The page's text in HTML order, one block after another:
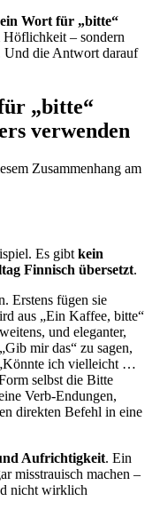
Wort für „bitte“
Höflichkeit – sondern
Und die Antwort darauf
„bitte“
verwenden
Zusammenhang am
Es gibt kein
Finnisch übersetzt.
Erstens fügen sie
aus „Ein Kaffee, bitte“
und eleganter,
mir das“ zu sagen,
ich vielleicht …
selbst die Bitte
Verb-Endungen,
direkten Befehl in eine
Aufrichtigkeit. Ein
misstrauisch machen –
nicht wirklich